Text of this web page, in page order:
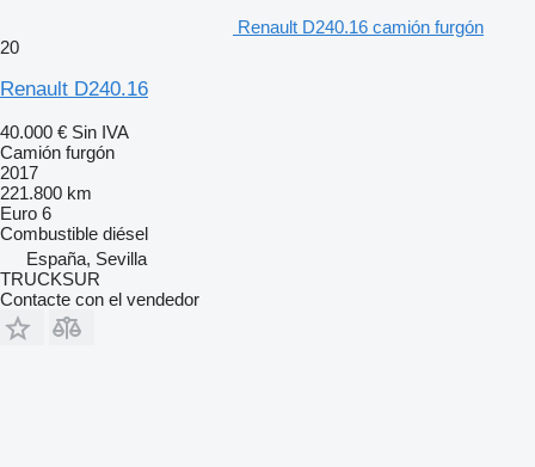
Renault D240.16 camión furgón
20
Renault D240.16
40.000 € Sin IVA
Camión furgón
2017
221.800 km
Euro 6
Combustible diésel
España, Sevilla
TRUCKSUR
Contacte con el vendedor